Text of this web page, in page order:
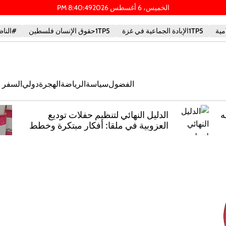
الخميس، 6 أغسطس 2026 8:40:50
PM
1TP5الإبادة الجماعية في غزة 1TP5حقوق الإنسان فلسطين
الفضولسياسة الرياضة الهجرةدولي السفر
الدليل النهائي لتنظيم حفلات توديع
العزوبية في ملقا: أفكار مبتكرة وخطط